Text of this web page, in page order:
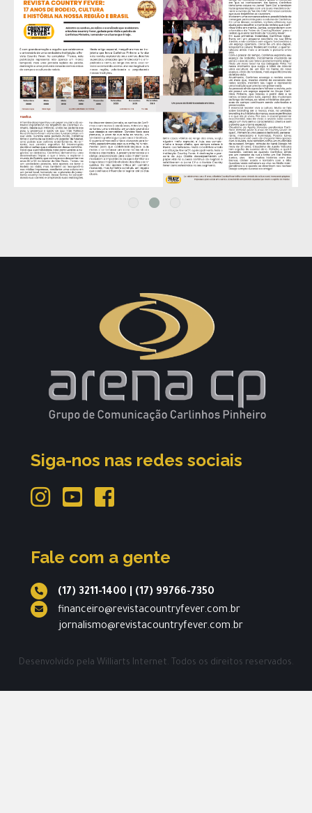
Siga-nos nas redes sociais
Fale com a gente
(17) 3211-1400
(17) 99766-7350
financeiro@revistacountryfever.com.br
jornalismo@revistacountryfever.com.br
Desenvolvido pela Williarts Internet. Todos os direitos reservados.